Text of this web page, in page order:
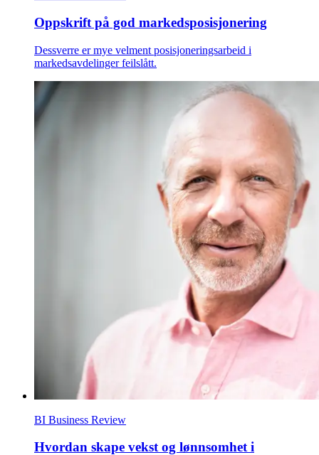
Oppskrift på god markedsposisjonering
Dessverre er mye velment posisjoneringsarbeid i
markedsavdelinger feilslått.
BI Business Review
Hvordan skape vekst og lønnsomhet i